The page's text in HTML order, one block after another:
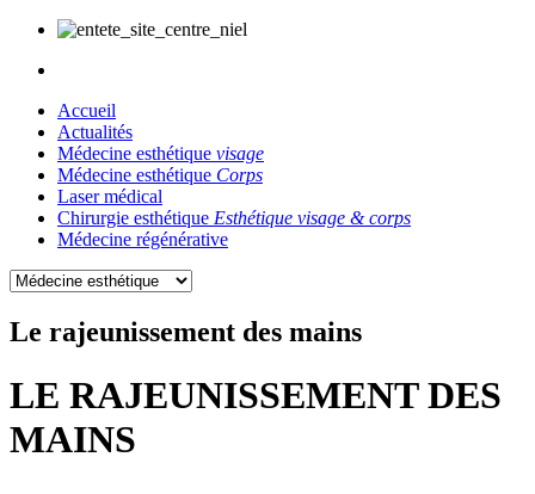
Accueil
Actualités
Médecine esthétique visage
Médecine esthétique Corps
Laser médical
Chirurgie esthétique Esthétique visage & corps
Médecine régénérative
Le rajeunissement des mains
LE RAJEUNISSEMENT DES
MAINS